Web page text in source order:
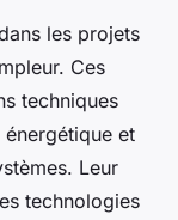
les projets
Ces
techniques
et
Leur
technologies